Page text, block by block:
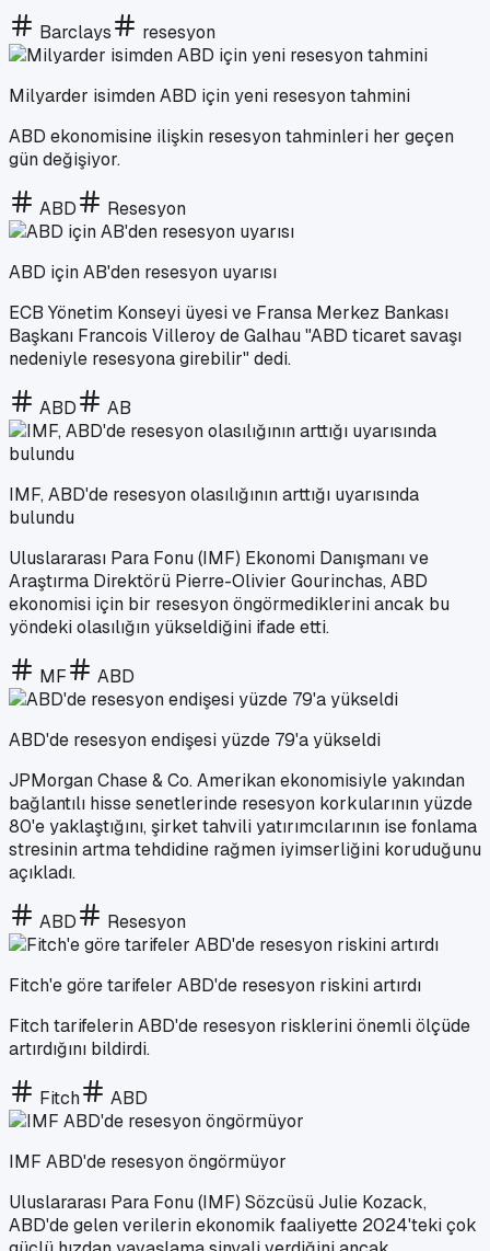
Barclays resesyon
Milyarder isimden ABD için yeni resesyon tahmini
ABD ekonomisine ilişkin resesyon tahminleri her geçen
gün değişiyor.
ABD Resesyon
ABD için AB'den resesyon uyarısı
ECB Yönetim Konseyi üyesi ve Fransa Merkez Bankası
Başkanı Francois Villeroy de Galhau "ABD ticaret savaşı
nedeniyle resesyona girebilir" dedi.
ABD AB
IMF, ABD'de resesyon olasılığının arttığı uyarısında
bulundu
Uluslararası Para Fonu (IMF) Ekonomi Danışmanı ve
Araştırma Direktörü Pierre-Olivier Gourinchas, ABD
ekonomisi için bir resesyon öngörmediklerini ancak bu
yöndeki olasılığın yükseldiğini ifade etti.
MF ABD
ABD'de resesyon endişesi yüzde 79'a yükseldi
JPMorgan Chase & Co. Amerikan ekonomisiyle yakından
bağlantılı hisse senetlerinde resesyon korkularının yüzde
80'e yaklaştığını, şirket tahvili yatırımcılarının ise fonlama
stresinin artma tehdidine rağmen iyimserliğini koruduğunu
açıkladı.
ABD Resesyon
Fitch'e göre tarifeler ABD'de resesyon riskini artırdı
Fitch tarifelerin ABD'de resesyon risklerini önemli ölçüde
artırdığını bildirdi.
Fitch ABD
IMF ABD'de resesyon öngörmüyor
Uluslararası Para Fonu (IMF) Sözcüsü Julie Kozack,
ABD'de gelen verilerin ekonomik faaliyette 2024'teki çok